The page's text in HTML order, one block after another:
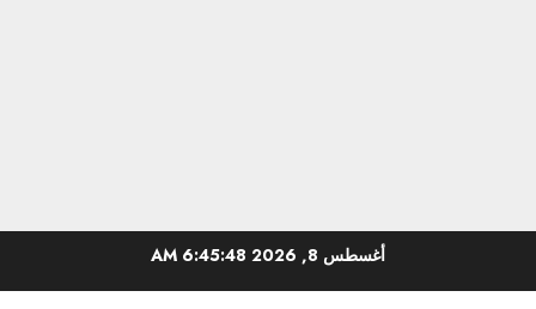
أغسطس 8, 2026 6:45:48 AM